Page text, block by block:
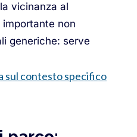
vicinanza al
non
generiche: serve
sul contesto specifico